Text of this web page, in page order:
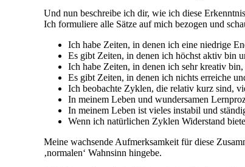
Und nun beschreibe ich dir, wie ich diese
Ich formuliere alle Sätze auf mich bezogen und
Ich habe Zeiten, in denen ich eine niedrige
Es gibt Zeiten, in denen ich höchst aktiv bin
Ich habe Zeiten, in denen ich sehr kreativ
Es gibt Zeiten, in denen ich nichts erreiche
Ich beobachte Zyklen, die relativ kurz sind,
In meinem Leben und wundersamen
In meinem Leben ist vieles instabil und
Wenn ich natürlichen Zyklen Widerstand
Meine wachsende Aufmerksamkeit für diese
‚normalen‘ Wahnsinn hingebe.